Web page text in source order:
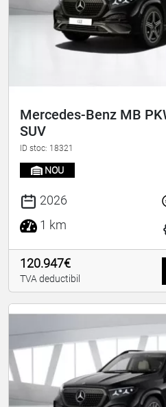
Mercedes-Benz MB
SUV
ID stoc: 18321
NOU
2026
1 km
120.947€
TVA deductibil